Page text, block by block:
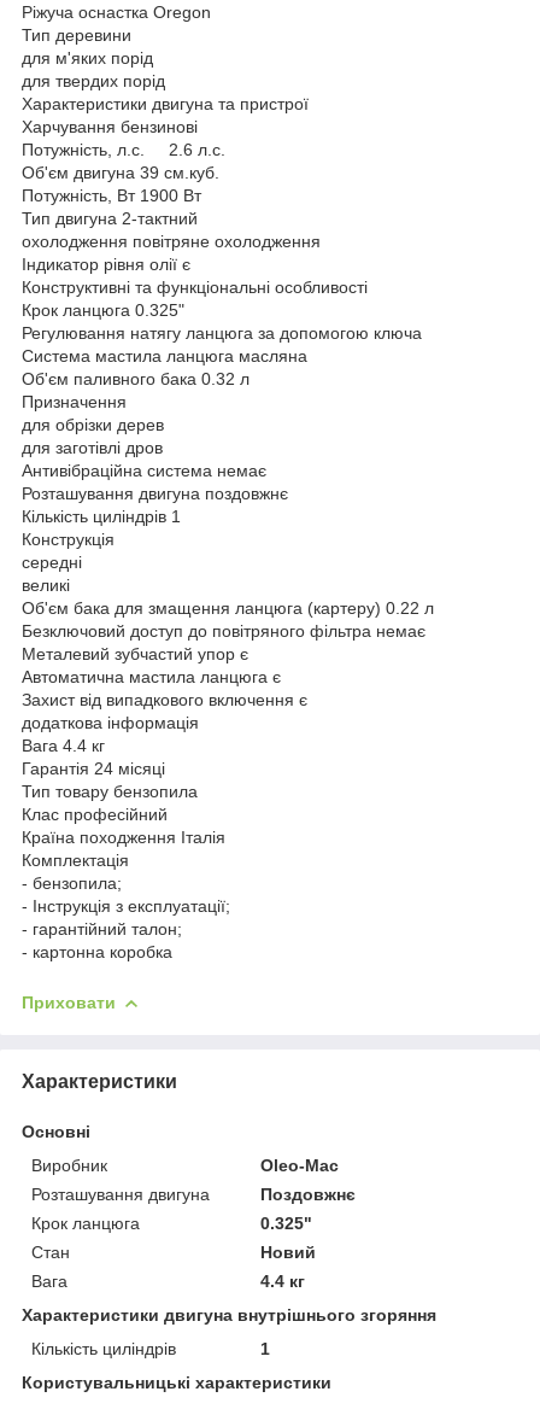
Ріжуча оснастка Oregon
Тип деревини
для м'яких порід
для твердих порід
Характеристики двигуна та пристрої
Харчування бензинові
Потужність, л.с. 2.6 л.с.
Об'єм двигуна 39 см.куб.
Потужність, Вт 1900 Вт
Тип двигуна 2-тактний
охолодження повітряне охолодження
Індикатор рівня олії є
Конструктивні та функціональні особливості
Крок ланцюга 0.325"
Регулювання натягу ланцюга за допомогою ключа
Система мастила ланцюга масляна
Об'єм паливного бака 0.32 л
Призначення
для обрізки дерев
для заготівлі дров
Антивібраційна система немає
Розташування двигуна поздовжнє
Кількість циліндрів 1
Конструкція
середні
великі
Об'єм бака для змащення ланцюга (картеру) 0.22 л
Безключовий доступ до повітряного фільтра немає
Металевий зубчастий упор є
Автоматична мастила ланцюга є
Захист від випадкового включення є
додаткова інформація
Вага 4.4 кг
Гарантія 24 місяці
Тип товару бензопила
Клас професійний
Країна походження Італія
Комплектація
- бензопила;
- Інструкція з експлуатації;
- гарантійний талон;
- картонна коробка
Приховати
Характеристики
Основні
Виробник
Oleo-Mac
Розташування двигуна
Поздовжнє
Крок ланцюга
0.325"
Стан
Новий
Вага
4.4 кг
Характеристики двигуна внутрішнього згоряння
Кількість циліндрів
1
Користувальницькі характеристики